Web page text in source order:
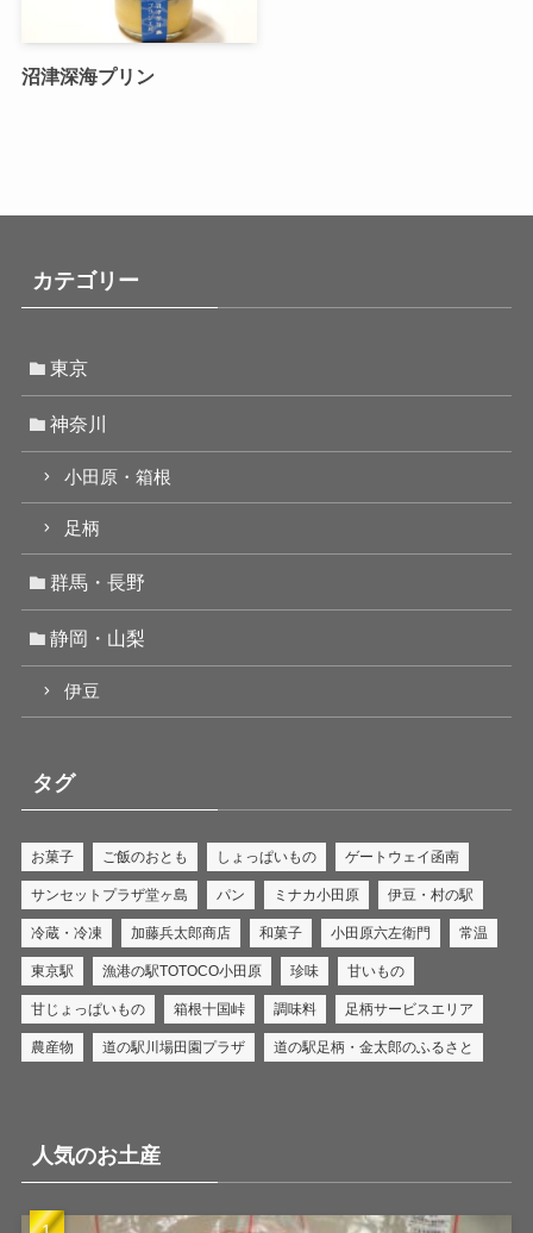
沼津深海プリン
カテゴリー
東京
神奈川
小田原・箱根
足柄
群馬・長野
静岡・山梨
伊豆
タグ
お菓子 ご飯のおとも しょっぱいもの ゲートウェイ函南
サンセットプラザ堂ヶ島 パン ミナカ小田原 伊豆・村の駅
冷蔵・冷凍 加藤兵太郎商店 和菓子 小田原六左衛門 常温
東京駅 漁港の駅TOTOCO小田原 珍味 甘いもの
甘じょっぱいもの 箱根十国峠 調味料 足柄サービスエリア
農産物 道の駅川場田園プラザ 道の駅足柄・金太郎のふるさと
人気のお土産